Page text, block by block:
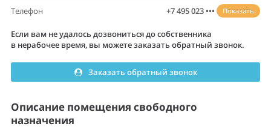
Телефон +7 495 023 ••• Показать
Если вам не удалось дозвониться до собственника
в нерабочее время, вы можете заказать обратный звонок.
Заказать обратный звонок
Описание помещения свободного
назначения